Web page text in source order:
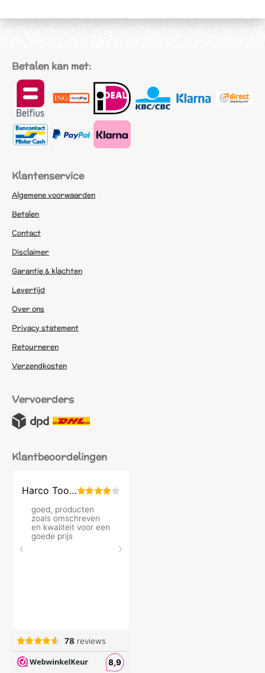
Betalen kan met:
Klantenservice
Algemene voorwaarden
Betalen
Contact
Disclaimer
Garantie & klachten
Levertijd
Over ons
Privacy statement
Retourneren
Verzendkosten
Vervoerders
Klantbeoordelingen